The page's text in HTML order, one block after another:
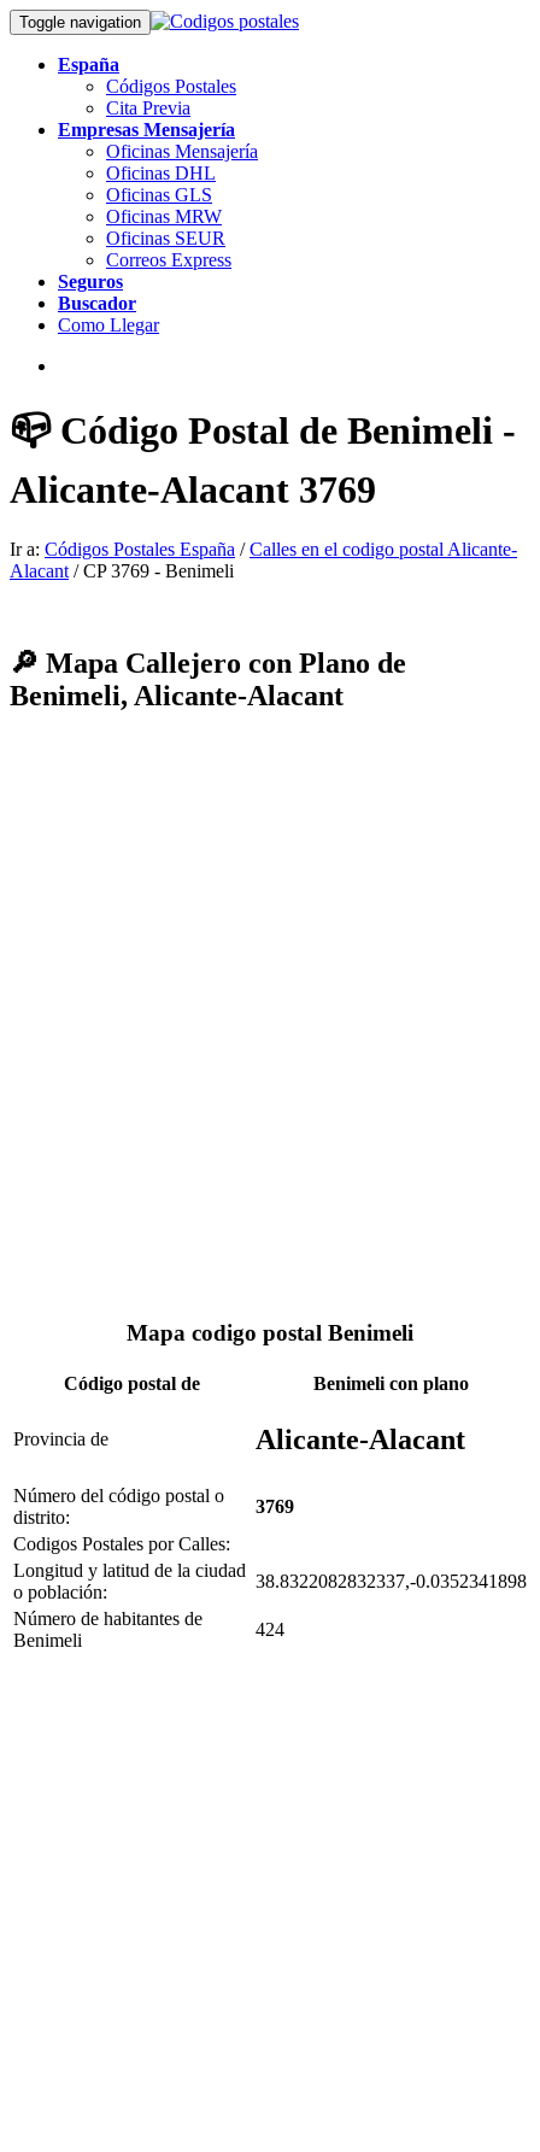
Toggle navigation
España
Códigos Postales
Cita Previa
Empresas Mensajería
Oficinas Mensajería
Oficinas DHL
Oficinas GLS
Oficinas MRW
Oficinas SEUR
Correos Express
Seguros
Buscador
Como Llegar
📪 Código Postal de Benimeli -
Alicante-Alacant 3769
Ir a: Códigos Postales España /Calles en el codigo postal Alicante-
Alacant / CP 3769 - Benimeli
🔎 Mapa Callejero con Plano de
Benimeli, Alicante-Alacant
Mapa codigo postal Benimeli
Código postal de Benimeli con plano
Provincia de Alicante-Alacant
Número del código postal o
distrito:
3769
Codigos Postales por Calles:
Longitud y latitud de la ciudad
o población:
38.8322082832337,-0.0352341898
Número de habitantes de
Benimeli
424